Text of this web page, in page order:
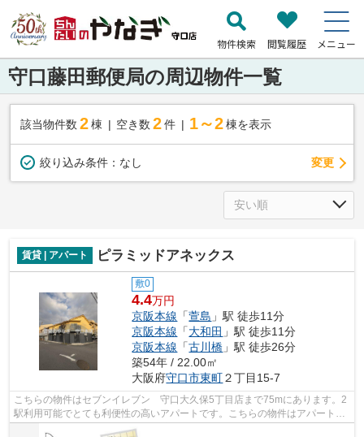
物件検索 閲覧履歴 メニュー
守口藤田郵便局の周辺物件一覧
該当物件数 2棟 空き数 2 件 1～2 棟を表示
絞り込み条件： なし 変更
賃貸 | アパート ピラミッドアネックス
敷0
4.4万円
京阪本線 「萱島 」駅 徒歩11分
京阪本線 「大和田 」駅 徒歩11分
京阪本線 「古川橋 」駅 徒歩26分
築54年 / 22.00㎡
大阪府守口市東町２丁目15-7
こちらの物件はセブンイレブン 守口大久保5丁目店まで75mにあります。2
駅利用可能でとても利便性の高いアパートです。こちらの物件はアパートで
す。この物件は駅まで徒歩11分の立地で...